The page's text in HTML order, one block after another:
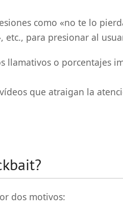
como «no te lo
etc., para presionar al
llamativos o porcentajes
que atraigan la
dos motivos: